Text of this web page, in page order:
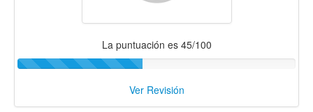
La puntuación es 45/100
Ver Revisión